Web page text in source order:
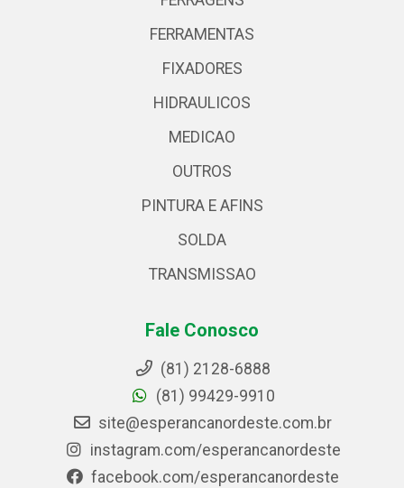
FERRAMENTAS
FIXADORES
HIDRAULICOS
MEDICAO
OUTROS
PINTURA E AFINS
SOLDA
TRANSMISSAO
Fale Conosco
(81) 2128-6888
(81) 99429-9910
site@esperancanordeste.com.br
instagram.com/esperancanordeste
facebook.com/esperancanordeste